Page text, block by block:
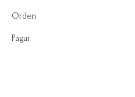
Orden
Pagar